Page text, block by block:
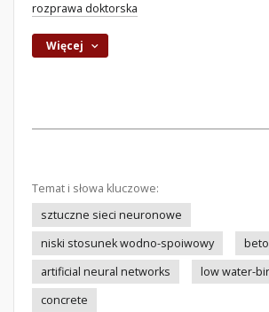
rozprawa doktorska
Więcej
Temat i słowa kluczowe:
sztuczne sieci neuronowe
niski stosunek wodno-spoiwowy
artificial neural networks
low water-
concrete